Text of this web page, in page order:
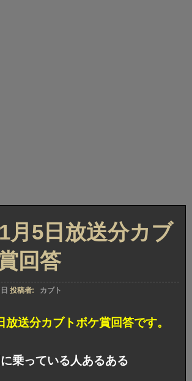
月5日放送分カブ
回答
投稿者: カブト
送分カブトボケ賞回答です。
乗っている人あるある